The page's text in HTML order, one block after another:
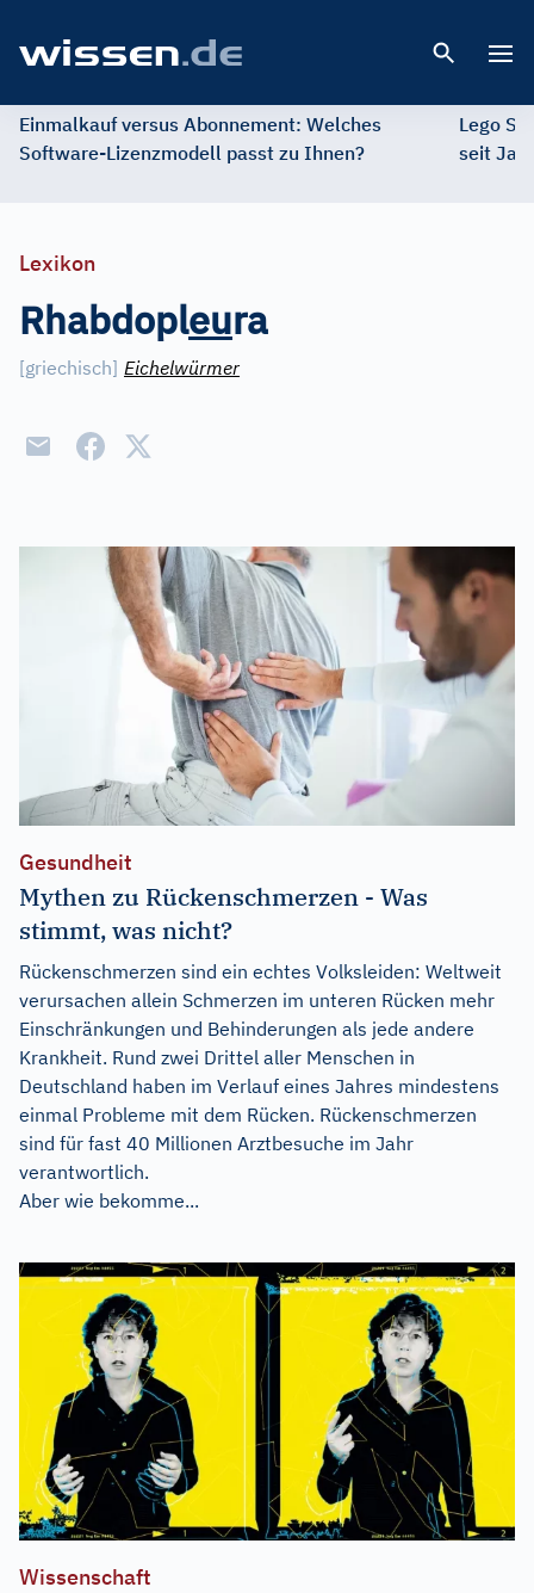
Einmalkauf versus Abonnement: Welches
Software-Lizenzmodell passt zu Ihnen?
Lego
seit
Lexikon
Rhabdopleura
[griechisch] Eichelwürmer
Gesundheit
Mythen zu Rückenschmerzen - Was
stimmt, was nicht?
Rückenschmerzen sind ein echtes Volksleiden: Weltweit
verursachen allein Schmerzen im unteren Rücken mehr
Einschränkungen und Behinderungen als jede andere
Krankheit. Rund zwei Drittel aller Menschen in
Deutschland haben im Verlauf eines Jahres mindestens
einmal Probleme mit dem Rücken. Rückenschmerzen
sind für fast 40 Millionen Arztbesuche im Jahr
verantwortlich.
Aber wie bekomme...
Wissenschaft